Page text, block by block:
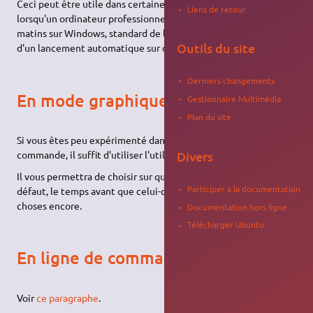
Ceci peut être utile dans certaines configurations, par exemple
lorsqu'un ordinateur professionnel doit démarrer tous les
matins sur Windows, standard de l'entreprise, d'où l'installation
d'un lancement automatique sur ce dernier.
En mode graphique
Si vous êtes peu expérimenté dans le maniement de la ligne de
commande, il suffit d'utiliser l'utilitaireGrub-Customizer
Il vous permettra de choisir sur quel système démarrer par
défaut, le temps avant que celui-ci démarre et bien d'autres
choses encore.
En ligne de commande
Voirce paragraphe.
Liens de retour
Outils du site
Derniers changements
Gestionnaire Multimédia
Plan du site
Divers
Participer à la documentation
Documentation hors ligne
Télécharger Ubuntu